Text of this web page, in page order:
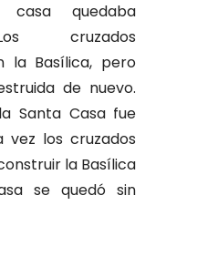
casa quedaba
cruzados
la Basílica, pero
de nuevo.
Santa Casa fue
vez los cruzados
la Basílica
se quedó sin